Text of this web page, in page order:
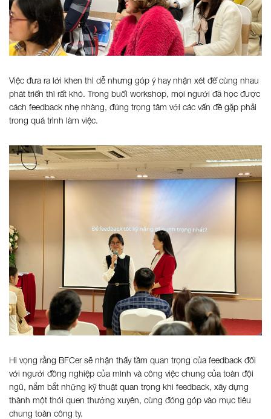
Việc đưa ra lời khen thì dễ nhưng góp ý hay nhận xét để cùng nhau
phát triển thì rất khó. Trong buổi workshop, mọi người đã học được
cách feedback nhẹ nhàng, đúng trọng tâm với các vấn đề gặp phải
trong quá trình làm việc.
Hi vọng rằng BFCer sẽ nhận thấy tầm quan trọng của feedback đối
với người đồng nghiệp của mình và công việc chung của toàn đội
ngũ, nắm bắt những kỹ thuật quan trọng khi feedback, xây dựng
thành một thói quen thường xuyên, cùng đóng góp vào mục tiêu
chung toàn công ty.